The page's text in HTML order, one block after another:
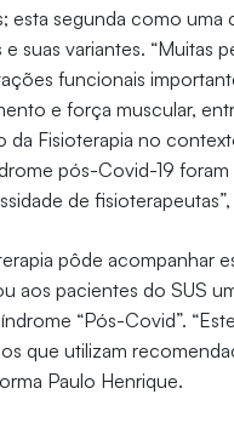
esta segunda como
suas variantes. “Muitas
funcionais
e força muscular,
da Fisioterapia no
pós-Covid-19
de
pôde
aos pacientes do SUS
“Pós-Covid”.
que utilizam
Paulo Henrique.